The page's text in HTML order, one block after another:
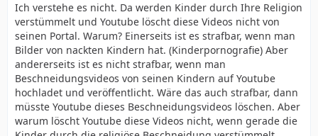
Ich verstehe es nicht. Da werden Kinder durch Ihre Religion
verstümmelt und Youtube löscht diese Videos nicht von
seinen Portal. Warum? Einerseits ist es strafbar, wenn man
Bilder von nackten Kindern hat. (Kinderpornografie) Aber
andererseits ist es nicht strafbar, wenn man
Beschneidungsvideos von seinen Kindern auf Youtube
hochladet und veröffentlicht. Wäre das auch strafbar, dann
müsste Youtube dieses Beschneidungsvideos löschen. Aber
warum löscht Youtube diese Videos nicht, wenn gerade die